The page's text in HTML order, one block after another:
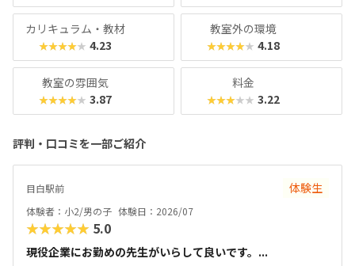
カリキュラム・教材
★★★★★ 4.23
教室外の環境
★★★★★ 4.18
教室の雰囲気
★★★★★ 3.87
料金
★★★★★ 3.22
評判・口コミを一部ご紹介
目白駅前 体験生
体験者：小2/男の子 体験日：2026/07
★★★★★ 5.0
現役企業にお勤めの先生がいらして良いです。...